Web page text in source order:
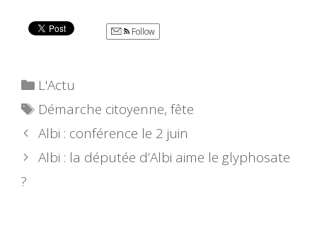
Follow
Catégories
L'Actu
Étiquettes
Démarche citoyenne,fête
Albi : conférence le 2 juin
Albi : la députée d’Albi aime le glyphosate
?